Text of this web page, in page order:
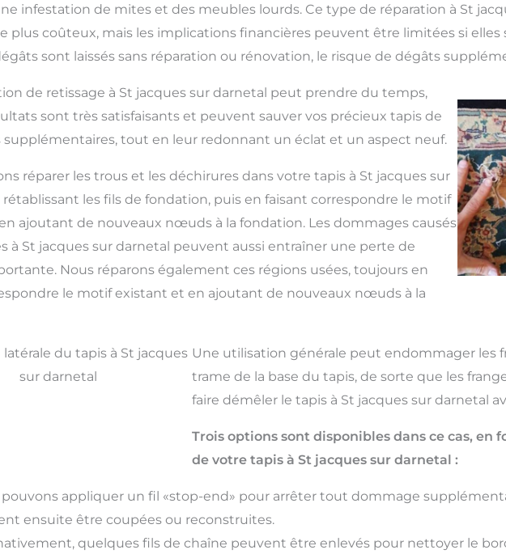
infestation de mites et des meubles lourds. Ce type de réparation à St
plus coûteux, mais les implications financières peuvent être limitées si elles
sont laissés sans réparation ou rénovation, le risque de dégâts
de retissage à St jacques sur darnetal peut prendre du temps,
sont très satisfaisants et peuvent sauver vos précieux tapis de
tout en leur redonnant un éclat et un aspect neuf.
réparer les trous et les déchirures dans votre tapis à St jacques sur
les fils de fondation, puis en faisant correspondre le motif
ajoutant de nouveaux nœuds à la fondation. Les dommages causés
à St jacques sur darnetal peuvent aussi entraîner une perte de
Nous réparons également ces régions usées, toujours en
le motif existant et en ajoutant de nouveaux nœuds à la
latérale du tapis à St jacques
sur darnetal
Une utilisation générale peut endommager les
trame de la base du tapis, de sorte que les
faire démêler le tapis à St jacques sur darnetal
Trois options sont disponibles dans ce cas, en
de votre tapis à St jacques sur darnetal :
pouvons appliquer un fil «stop-end» pour arrêter tout dommage
ensuite être coupées ou reconstruites.
quelques fils de chaîne peuvent être enlevés pour nettoyer le